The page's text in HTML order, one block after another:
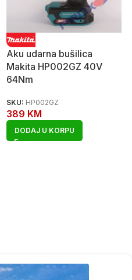
Aku udarna bušilica
Makita HP002GZ 40V
64Nm
SKU: HP002GZ
389 KM
DODAJ U KORPU